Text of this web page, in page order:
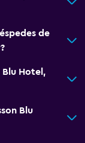
de
Blu Hotel,
Blu